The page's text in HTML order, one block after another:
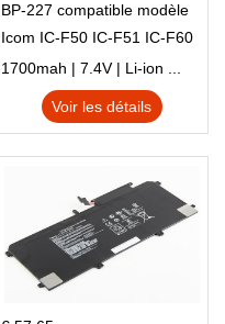
BP-227 compatible modèle
Icom IC-F50 IC-F51 IC-F60
IC-F61 IC-M87
1700mah | 7.4V | Li-ion ...
Voir les détails